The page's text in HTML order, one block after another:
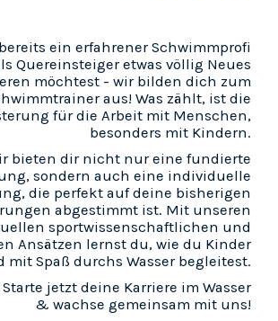
ein erfahrener Schwimmprofi
Quereinsteiger etwas völlig Neues
möchtest - wir bilden dich zum
aus! Was zählt, ist die
für die Arbeit mit Menschen,
besonders mit Kindern.
bieten dir nicht nur eine fundierte
sondern auch eine individuelle
die perfekt auf deine bisherigen
abgestimmt ist. Mit unseren
sportwissenschaftlichen und
Ansätzen lernst du, wie du Kinder
mit Spaß durchs Wasser begleitest.
Starte jetzt deine Karriere im Wasser
& wachse gemeinsam mit uns!